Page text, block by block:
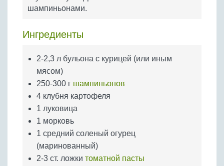
Бобовые
Крупы
шампиньонами.
Ингредиенты
2-2,3 л бульона с курицей (или иным
мясом)
250-300 г шампиньонов
4 клубня картофеля
1 луковица
1 морковь
1 средний соленый огурец
(маринованный)
2-3 ст. ложки томатной пасты